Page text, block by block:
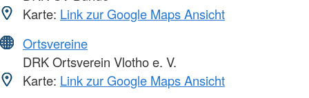
Karte: Link zur Google Maps Ansicht
Ortsvereine
DRK Ortsverein Vlotho e. V.
Karte: Link zur Google Maps Ansicht